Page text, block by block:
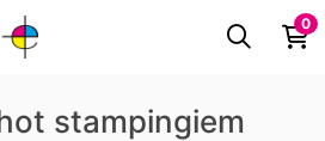
0
stampingiem